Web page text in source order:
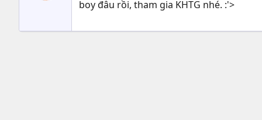
boy đâu rồi, tham gia KHTG nhé. :'>